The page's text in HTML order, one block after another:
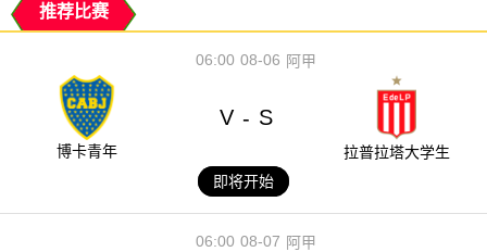
推荐比赛
08-06
06:00 阿甲
博卡青年
V - S
拉普拉塔大学生
即将开始
08-07
06:00 阿甲